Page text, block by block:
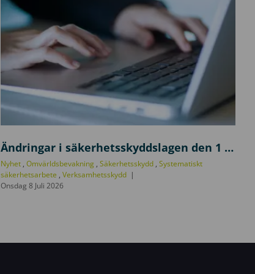
p
p
d
a
Ändringar i säkerhetsskyddslagen den 1 juli 2026
Nyhet , Omvärldsbevakning , Säkerhetsskydd , Systematiskt
säkerhetsarbete , Verksamhetsskydd
Onsdag 8 Juli 2026